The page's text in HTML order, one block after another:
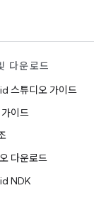
다운로드
스튜디오 가이드
이드
다운로드
NDK